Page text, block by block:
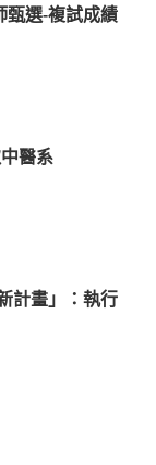
甄選-複試成績
醫系
計畫」：執行